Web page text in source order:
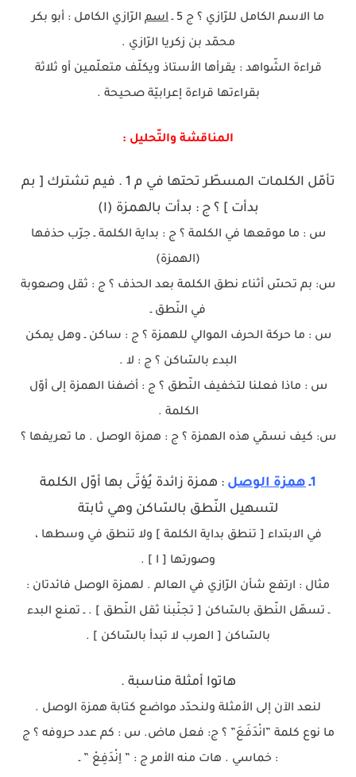
ما الاسم الكامل للرّازي ؟ ج 5 ـ
اسم الرّازي الكامل : أبو بكر
محمّد بن زكريا الرّازي .
قراءة الشّواهد : يقرأها الأستاذ ويكلّف متعلّمين أو ثلاثة
بقراءتها قراءة إعرابيّة صحيحة .
المناقشة والتّحليل :
تأمّل الكلمات المسطّر تحتها في م 1 . فيم تشترك [ بم
بدأت ] ؟ ج : بدأت بالهمزة (ا)
س : ما موقعها في الكلمة ؟ ج : بداية الكلمة ـ جرّب حذفها
(الهمزة)
س: بم تحسّ أثناء نطق الكلمة بعد الحذف ؟ ج : ثقل وصعوبة
في النّطق ـ
س : ما حركة الحرف الموالي للهمزة ؟ ج : ساكن ـ وهل يمكن
البدء بالسّاكن ؟ ج : لا .
س : ماذا فعلنا لتخفيف النّطق ؟ ج : أضفنا الهمزة إلى أوّل
الكلمة .
س: كيف نسمّي هذه الهمزة ؟ ج : همزة الوصل . ما تعريفها ؟
1ـ همزة الوصل : همزة زائدة يُؤتَى بها أوّل الكلمة
لتسهيل النّطق بالسّاكن وهي ثابتة
في الابتداء [ تنطق بداية الكلمة ] ولا تنطق في وسطها ،
وصورتها [ ا ] .
مثال : ارتفع شأن الرّازي في العالم . لهمزة الوصل فائدتان :
ـ تسهّل النّطق بالسّاكن [ تجنّبنا ثقل النّطق ] . ـ تمنع البدء
بالسّاكن [ العرب لا تبدأ بالسّاكن ] .
هاتوا أمثلة مناسبة .
لنعد الآن إلى الأمثلة ولنحدّد مواضع كتابة همزة الوصل .
ما نوع كلمة ”انْدَفَعَ” ؟ ج: فعل ماض. س : كم عدد حروفه ؟ ج
: خماسي . هات منه الأمر ج : ” اِنْدَفِعْ ” ـ